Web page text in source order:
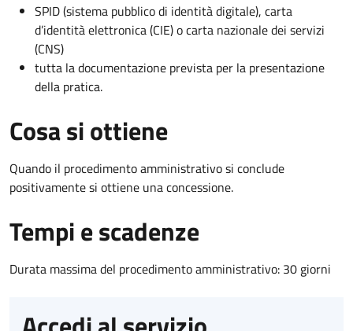
SPID (sistema pubblico di identità digitale), carta
d’identità elettronica (CIE) o carta nazionale dei servizi
(CNS)
tutta la documentazione prevista per la presentazione
della pratica.
Cosa si ottiene
Quando il procedimento amministrativo si conclude
positivamente si ottiene una concessione.
Tempi e scadenze
Durata massima del procedimento amministrativo: 30 giorni